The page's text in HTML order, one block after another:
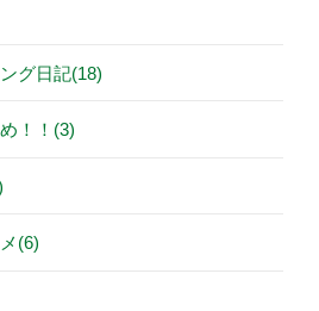
グ日記(18)
！！(3)
(6)